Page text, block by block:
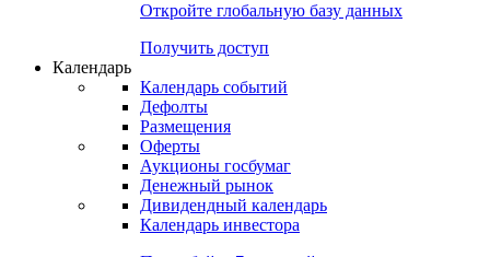
Корпоративные CDS
Попробуйте7-дневный
Откройте глобальную базу данных
Получить доступ
Календарь
Календарь событий
Дефолты
Размещения
Оферты